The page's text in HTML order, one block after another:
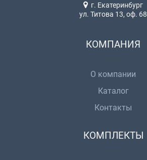
г. Екатеринбург
ул. Титова 13, оф. 68
КОМПАНИЯ
О компании
Каталог
Контакты
КОМПЛЕКТЫ